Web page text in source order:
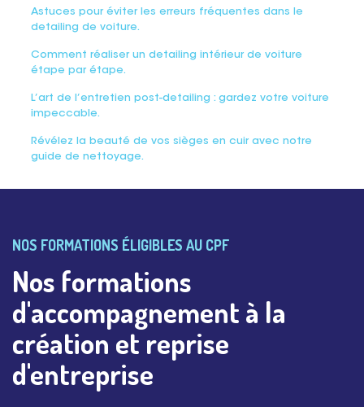
Astuces pour éviter les erreurs fréquentes dans le
detailing de voiture.
Comment réaliser un detailing intérieur de voiture
étape par étape.
L’art de l’entretien post-detailing : gardez votre voiture
impeccable.
Révélez la beauté de vos sièges en cuir avec notre
guide de nettoyage.
NOS FORMATIONS ÉLIGIBLES AU CPF
Nos formations
d'accompagnement à la
création et reprise
d'entreprise